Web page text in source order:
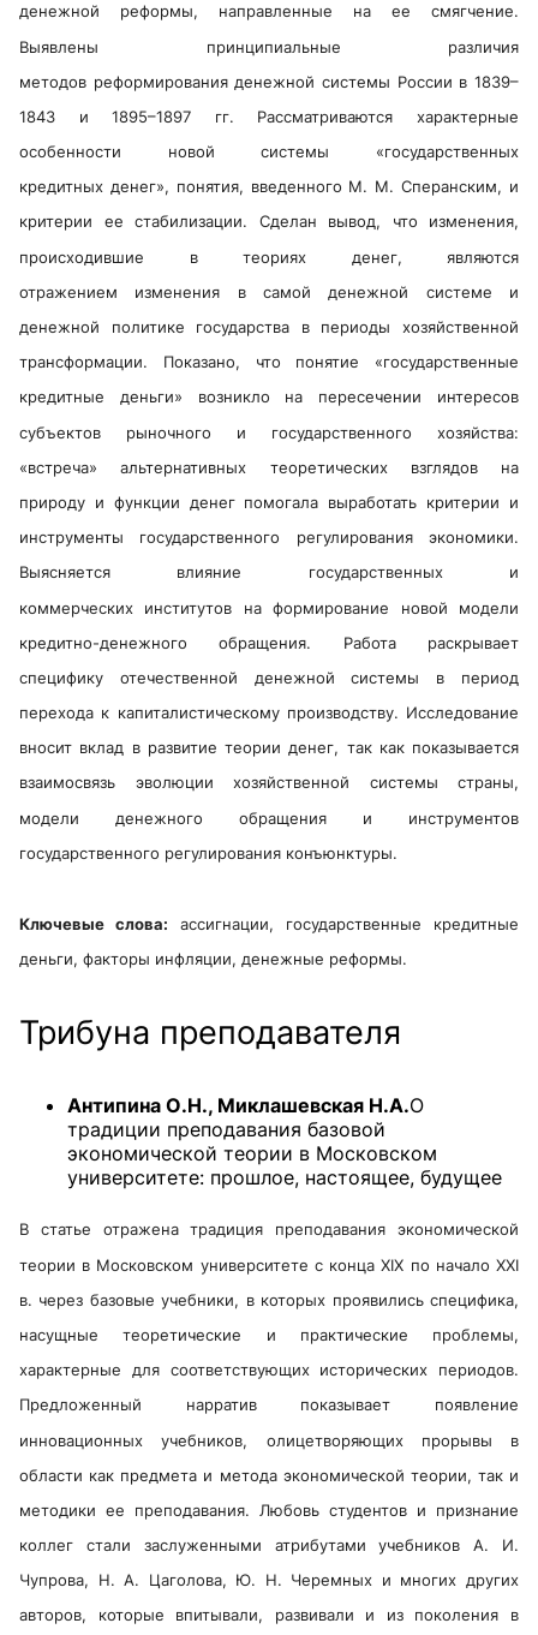
денежной реформы, направленные на ее смягчение.
Выявлены принципиальные различия
методов реформирования денежной системы России в 1839–
1843 и 1895–1897 гг. Рассматриваются характерные
особенности новой системы «государственных
кредитных денег», понятия, введенного М. М. Сперанским, и
критерии ее стабилизации. Сделан вывод, что изменения,
происходившие в теориях денег, являются
отражением изменения в самой денежной системе и
денежной политике государства в периоды хозяйственной
трансформации. Показано, что понятие «государственные
кредитные деньги» возникло на пересечении интересов
субъектов рыночного и государственного хозяйства:
«встреча» альтернативных теоретических взглядов на
природу и функции денег помогала выработать критерии и
инструменты государственного регулирования экономики.
Выясняется влияние государственных и
коммерческих институтов на формирование новой модели
кредитно-денежного обращения. Работа раскрывает
специфику отечественной денежной системы в период
перехода к капиталистическому производству. Исследование
вносит вклад в развитие теории денег, так как показывается
взаимосвязь эволюции хозяйственной системы страны,
модели денежного обращения и инструментов
государственного регулирования конъюнктуры.
Ключевые слова: ассигнации, государственные кредитные
деньги, факторы инфляции, денежные реформы.
Трибуна преподавателя
Антипина О.Н., Миклашевская Н.А.О
традиции преподавания базовой
экономической теории в Московском
университете: прошлое, настоящее, будущее
В статье отражена традиция преподавания экономической
теории в Московском университете с конца XIX по начало XXI
в. через базовые учебники, в которых проявились специфика,
насущные теоретические и практические проблемы,
характерные для соответствующих исторических периодов.
Предложенный нарратив показывает появление
инновационных учебников, олицетворяющих прорывы в
области как предмета и метода экономической теории, так и
методики ее преподавания. Любовь студентов и признание
коллег стали заслуженными атрибутами учебников А. И.
Чупрова, Н. А. Цаголова, Ю. Н. Черемных и многих других
авторов, которые впитывали, развивали и из поколения в